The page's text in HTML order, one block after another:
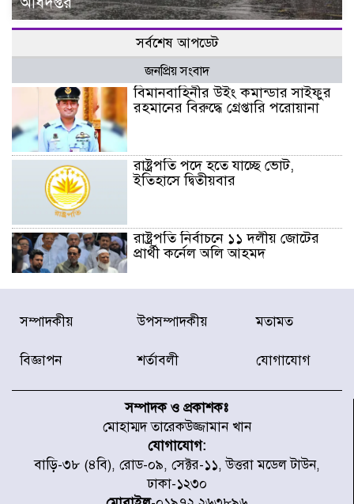
সর্বশেষ আপডেট
জনপ্রিয় সংবাদ
বিমানবাহিনীর উইং কমান্ডার সাইফুর
রহমানের বিরুদ্ধে গ্রেপ্তারি পরোয়ানা
রাষ্ট্রপতি পদে হতে যাচ্ছে ভোট,
ইতিহাসে দ্বিতীয়বার
রাষ্ট্রপতি নির্বাচনে ১১ দলীয় জোটের
প্রার্থী কর্নেল অলি আহমদ
ডিএনসিসির সঙ্গে সমন্বয়ে পরিচ্ছন্নতার
নতুন উদ্যোগ নিকুঞ্জ-টানপাড়ায়
উদ্যোগে উত্তরা ১৩ নং সেক্টর-এ
পরিষ্কার-পরিচ্ছন্নতা অভিযান
ডিএমপির অভিযানে ২৪ ঘণ্টায় গ্রেপ্তার
৫০৪, উদ্ধার মাদক-অস্ত্র
সম্পাদকীয় উপসম্পাদকীয় মতামত
বিজ্ঞাপন শর্তাবলী যোগাযোগ
সম্পাদক ও প্রকাশকঃ
মোহাম্মদ তারেকউজ্জামান খান
যোগাযোগ:
বাড়ি-৩৮ (৪বি), রোড-০৯, সেক্টর-১১, উত্তরা মডেল টাউন,
ঢাকা-১২৩০